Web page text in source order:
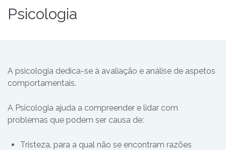
Psicologia
A psicologia dedica-se à avaliação e análise de aspetos
comportamentais.
A Psicologia ajuda a compreender e lidar com
problemas que podem ser causa de:
Tristeza, para a qual não se encontram razões